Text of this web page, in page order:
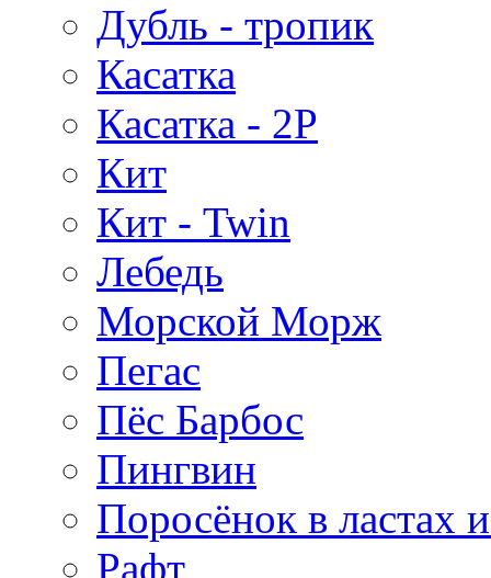
Дубль - тропик
Касатка
Касатка - 2P
Кит
Кит - Twin
Лебедь
Морской Морж
Пегас
Пёс Барбос
Пингвин
Поросёнок в ластах
Рафт